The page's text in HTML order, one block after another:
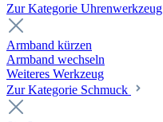
Zur Kategorie Uhrenwerkzeug
Armband kürzen
Armband wechseln
Weiteres Werkzeug
Zur Kategorie Schmuck